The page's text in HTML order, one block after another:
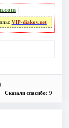
|
VIP-diakov.net
Сказали спасибо: 9